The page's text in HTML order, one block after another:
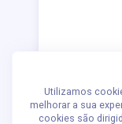
AV
Utilizamos
melhorar a sua
cookies são